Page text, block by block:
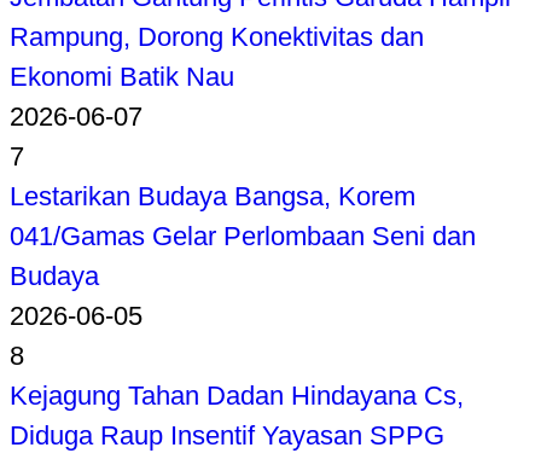
Rampung, Dorong Konektivitas dan
Ekonomi Batik Nau
2026-06-07
7
Lestarikan Budaya Bangsa, Korem
041/Gamas Gelar Perlombaan Seni dan
Budaya
2026-06-05
8
Kejagung Tahan Dadan Hindayana Cs,
Diduga Raup Insentif Yayasan SPPG